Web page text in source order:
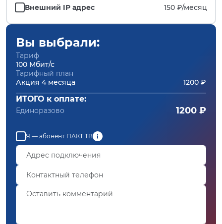
Внешний IP адрес 150 ₽/месяц
Вы выбрали:
Тариф
100 Мбит/с
Тарифный план
Акция 4 месяца
1200 ₽
ИТОГО к оплате:
Единоразово 1200 ₽
Я — абонент ПАКТ ТВ